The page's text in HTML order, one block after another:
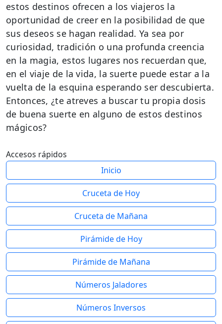
estos destinos ofrecen a los viajeros la
oportunidad de creer en la posibilidad de que
sus deseos se hagan realidad. Ya sea por
curiosidad, tradición o una profunda creencia
en la magia, estos lugares nos recuerdan que,
en el viaje de la vida, la suerte puede estar a la
vuelta de la esquina esperando ser descubierta.
Entonces, ¿te atreves a buscar tu propia dosis
de buena suerte en alguno de estos destinos
mágicos?
Accesos rápidos
Inicio
Cruceta de Hoy
Cruceta de Mañana
Pirámide de Hoy
Pirámide de Mañana
Números Jaladores
Números Inversos